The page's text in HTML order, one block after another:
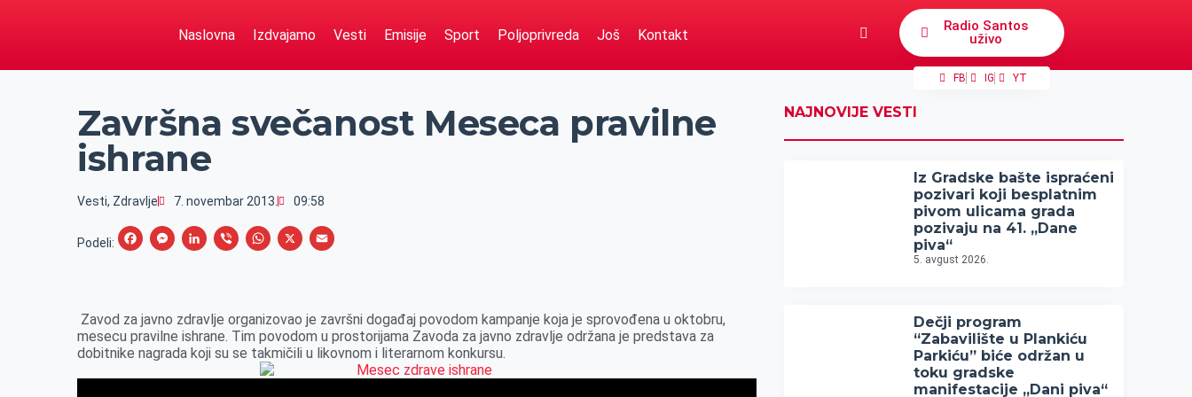
Naslovna Izdvajamo Vesti Emisije Sport Poljoprivreda Još Kontakt
Radio Santos
uživo
FB IG YT
Završna svečanost Meseca pravilne
ishrane
Vesti, Zdravlje 7. novembar 2013. 09:58
Podeli:
F
b
o
M
e
n
L
k
e
d
V
r
W
s
A
X
l
Zavod za javno zdravlje organizovao je završni događaj povodom kampanje koja je sprovođena u oktobru,
mesecu pravilne ishrane. Tim povodom u prostorijama Zavoda za javno zdravlje održana je predstava za
dobitnike nagrada koji su se takmičili u likovnom i literarnom konkursu.
NAJNOVIJE VESTI
Iz Gradske bašte ispraćeni
pozivari koji besplatnim
pivom ulicama grada
pozivaju na 41. „Dane
piva“
5. avgust 2026.
Dečji program
“Zabavilište u Plankiću
Parkiću” biće održan u
toku gradske
manifestacije „Dani piva“